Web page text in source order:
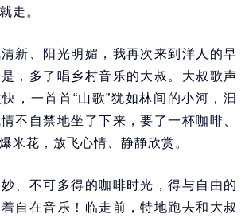
走。
新、阳光明媚，我再次来到洋人的早
，多了唱乡村音乐的大叔。大叔歌声
，一首首“山歌”犹如林间的小河，汩
不自禁地坐了下来，要了一杯咖啡、
米花，放飞心情、静静欣赏。
、不可多得的咖啡时光，得与自由的
自在音乐！临走前，特地跑去和大叔